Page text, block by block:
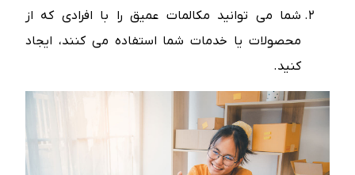
شما می توانید مکالمات عمیق را با افرادی که از
محصولات یا خدمات شما استفاده می کنند، ایجاد
کنید.